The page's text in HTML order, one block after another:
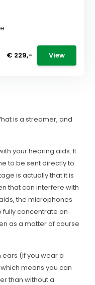
€ 229,-
View
is a streamer, and
your hearing aids. It
to be sent directly to
is actually that it is
that can interfere with
the microphones
fully concentrate on
as a matter of course
ears (if you wear a
means you can
than without a